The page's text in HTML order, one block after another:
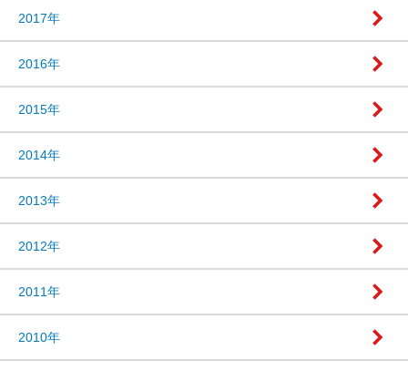
2017年
2016年
2015年
2014年
2013年
2012年
2011年
2010年